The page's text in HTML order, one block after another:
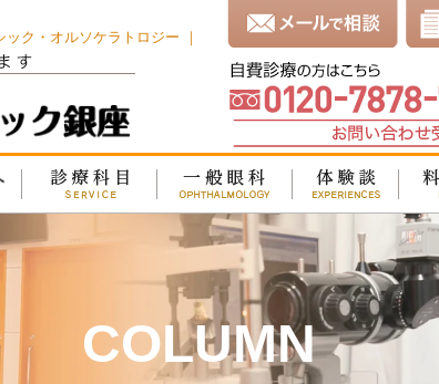
ク・オルソケラトロジー ｜
COLUMN